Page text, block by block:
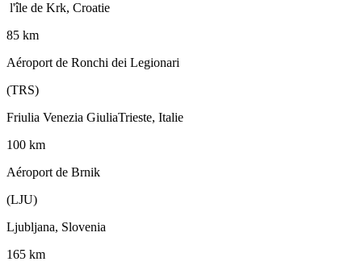
l'île de Krk, Croatie
85 km
Aéroport de Ronchi dei Legionari
(TRS)
Friulia Venezia GiuliaTrieste, Italie
100 km
Aéroport de Brnik
(LJU)
Ljubljana, Slovenia
165 km